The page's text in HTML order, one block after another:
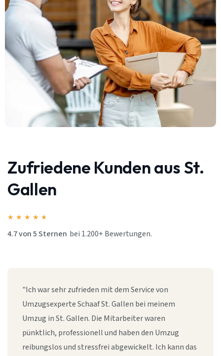
Zufriedene Kunden aus St.
Gallen
★ ★ ★ ★ ★
4.7 von 5 Sternen bei 1.200+ Bewertungen.
"Ich war sehr zufrieden mit dem Service von
Umzugsexperte Schaaf St. Gallen bei meinem
Umzug in St. Gallen. Die Mitarbeiter waren
pünktlich, professionell und haben den Umzug
reibungslos und stressfrei abgewickelt. Ich kann das